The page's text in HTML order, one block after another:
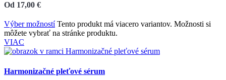
Od 17,00 €
Výber možností Tento produkt má viacero variantov. Možnosti si
môžete vybrať na stránke produktu.
VIAC
Harmonizačné pleťové sérum